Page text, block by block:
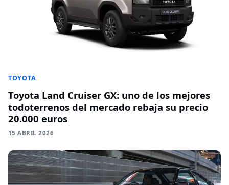
TOYOTA
Toyota Land Cruiser GX: uno de los mejores
todoterrenos del mercado rebaja su precio
20.000 euros
15 ABRIL 2026